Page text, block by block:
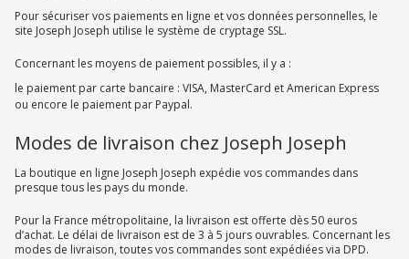
Pour sécuriser vos paiements en ligne et vos données personnelles, le
site Joseph Joseph utilise le système de cryptage SSL.
Concernant les moyens de paiement possibles, il y a :
le paiement par carte bancaire : VISA, MasterCard et American Express
ou encore le paiement par Paypal.
Modes de livraison chez Joseph Joseph
La boutique en ligne Joseph Joseph expédie vos commandes dans
presque tous les pays du monde.
Pour la France métropolitaine, la livraison est offerte dès 50 euros
d’achat. Le délai de livraison est de 3 à 5 jours ouvrables. Concernant les
modes de livraison, toutes vos commandes sont expédiées via DPD.